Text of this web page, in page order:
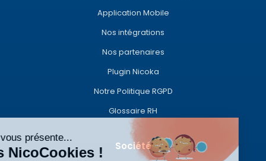
Application Mobile
Nos intégrations
Nos partenaires
Plugin Nicoka
Notre Politique RGPD
Glossaire RH
Société
On vous présente...
les NicoCookies !